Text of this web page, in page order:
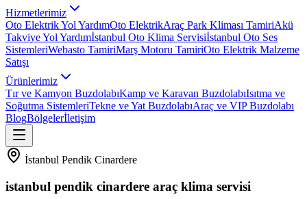
Hizmetlerimiz
Oto Elektrik Yol YardımOto ElektrikAraç Park Kliması TamiriAkü
Takviye Yol Yardımİstanbul Oto Klima Servisiİstanbul Oto Ses
SistemleriWebasto TamiriMarş Motoru TamiriOto Elektrik Malzeme
Satışı
Ürünlerimiz
Tır ve Kamyon BuzdolabıKamp ve Karavan BuzdolabıIsıtma ve
Soğutma SistemleriTekne ve Yat BuzdolabıAraç ve VIP Buzdolabı
BlogBölgelerİletişim
İstanbul Pendik Cinardere
istanbul pendik cinardere araç klima servisi